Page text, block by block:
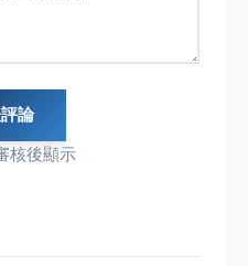
論
核後顯示